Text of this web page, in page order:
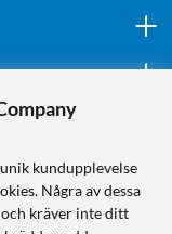
kundupplevelse
Några av dessa
kräver inte ditt